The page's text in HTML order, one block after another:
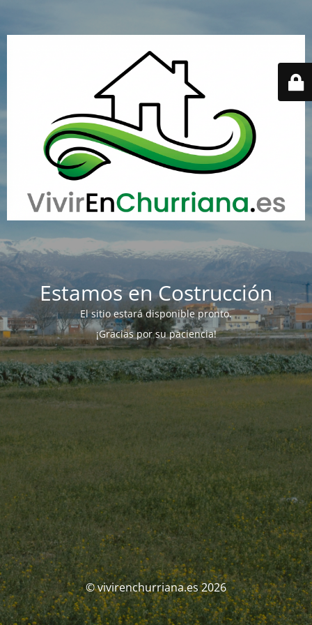
Estamos en Costrucción
El sitio estará disponible pronto.
¡Gracias por su paciencia!
© vivirenchurriana.es 2026